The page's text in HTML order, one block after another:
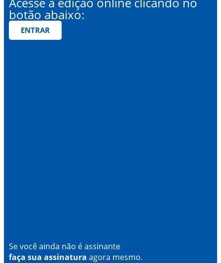
botão abaixo:
ENTRAR
Se você ainda não é assinante
faça sua assinatura agora mesmo.